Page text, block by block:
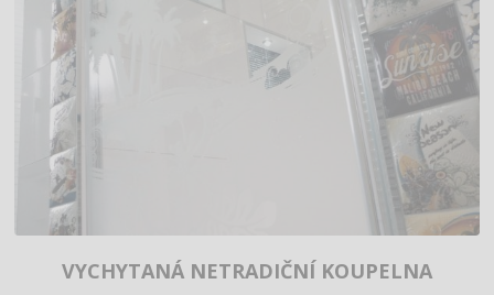
VYCHYTANÁ NETRADIČNÍ KOUPELNA